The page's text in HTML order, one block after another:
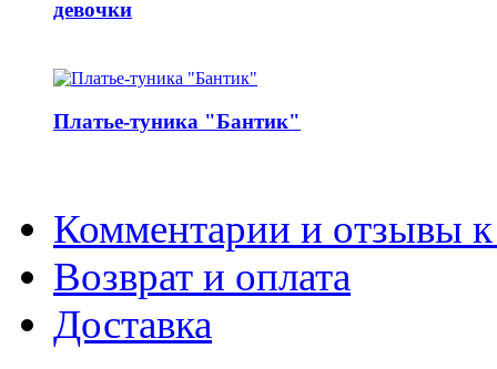
девочки
Платье-туника "Бантик"
Комментарии и отзывы к
Возврат и оплата
Доставка